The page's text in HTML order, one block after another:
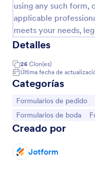
using any such form,
applicable
meets your needs,
Detalles
26 Clon(es)
Última fecha de
Categorías
Ir a Categoría:
Formularios de pedido
Ir a Categoría:
Formularios de boda
Creado por
Jotform
Un formulario que
variedad de
solicitudes de
Go to Category:
Formularios de